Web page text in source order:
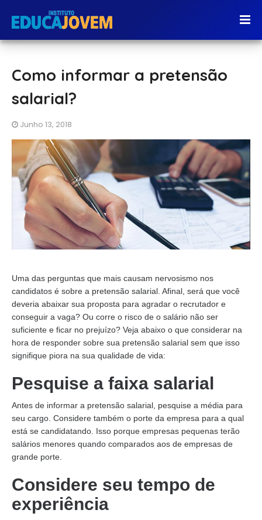
Como informar a pretensão
salarial?
Junho 13, 2018
Uma das perguntas que mais causam nervosismo nos
candidatos é sobre a pretensão salarial. Afinal, será que você
deveria abaixar sua proposta para agradar o recrutador e
conseguir a vaga? Ou corre o risco de o salário não ser
suficiente e ficar no prejuízo? Veja abaixo o que considerar na
hora de responder sobre sua pretensão salarial sem que isso
signifique piora na sua qualidade de vida:
Pesquise a faixa salarial
Antes de informar a pretensão salarial, pesquise a média para
seu cargo. Considere também o porte da empresa para a qual
está se candidatando. Isso porque empresas pequenas terão
salários menores quando comparados aos de empresas de
grande porte.
Considere seu tempo de
experiência